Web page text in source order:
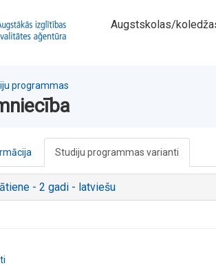
Augstskolas/
programmas
Studiju programmas varianti
- 2 gadi - latviešu